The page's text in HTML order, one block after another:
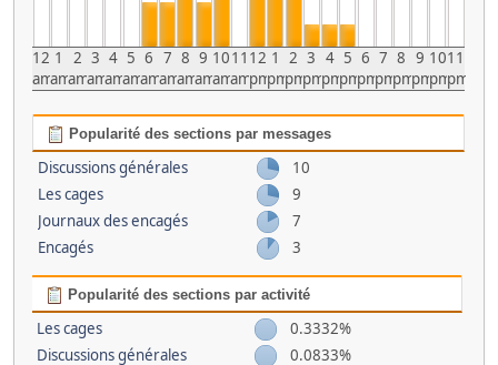
12
am
1
am
2
am
3
am
4
am
5
am
6
am
7
am
8
am
9
am
10
am
11
am
12
pm
1
pm
2
pm
3
pm
4
pm
5
pm
6
pm
7
pm
8
pm
9
pm
10
pm
11
pm
Popularité des sections par messages
Discussions générales
10
Les cages
9
Journaux des encagés
7
Encagés
3
Popularité des sections par activité
Les cages
0.3332%
Discussions générales
0.0833%